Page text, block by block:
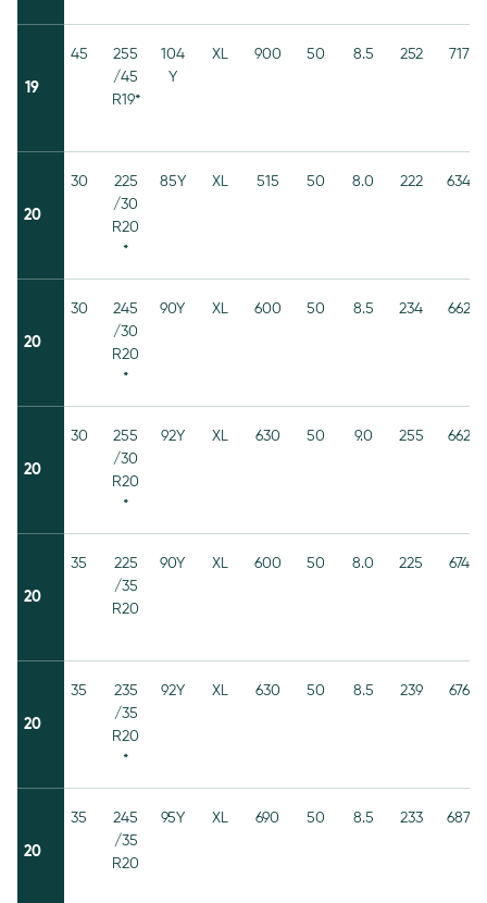
19
45
255
/45
R19*
104
Y
XL 900 50 8.5 252 717
20
30
225
/30
R20
*
85Y XL 515 50 8.0 222 634
20
30
245
/30
R20
*
90Y XL 600 50 8.5 234 662
20
30
255
/30
R20
*
92Y XL 630 50 9.0 255 662
20
35
225
/35
R20
90Y XL 600 50 8.0 225 674
20
35
235
/35
R20
*
92Y XL 630 50 8.5 239 676
20
35
245
/35
R20
95Y XL 690 50 8.5 233 687